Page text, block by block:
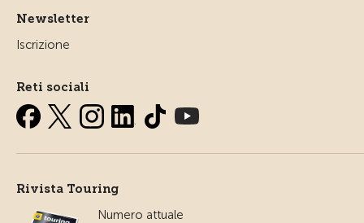
Newsletter
Iscrizione
Reti sociali
Rivista Touring
Numero attuale